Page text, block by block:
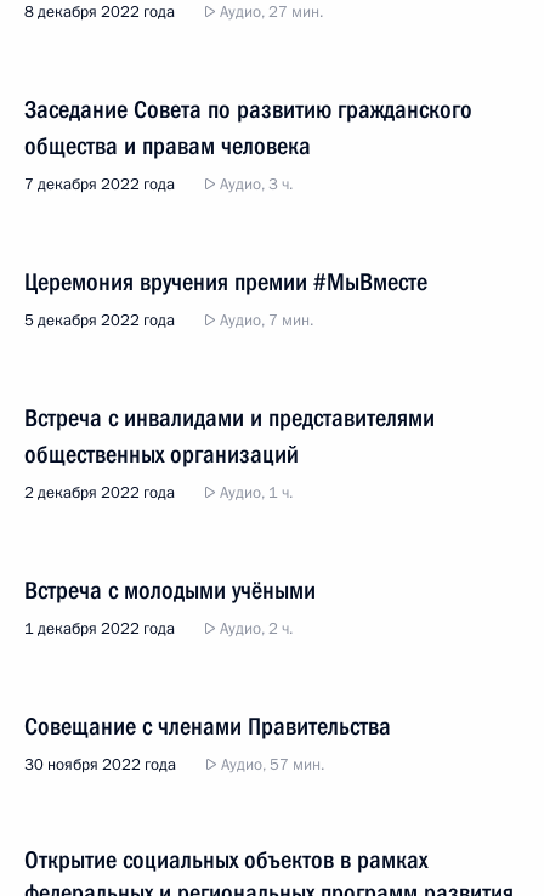
8 декабря 2022 года Аудио, 27 мин.
Заседание Совета по развитию гражданского
общества и правам человека
7 декабря 2022 года Аудио, 3 ч.
Церемония вручения премии #МыВместе
5 декабря 2022 года Аудио, 7 мин.
Встреча с инвалидами и представителями
общественных организаций
2 декабря 2022 года Аудио, 1 ч.
Встреча с молодыми учёными
1 декабря 2022 года Аудио, 2 ч.
Совещание с членами Правительства
30 ноября 2022 года Аудио, 57 мин.
Открытие социальных объектов в рамках